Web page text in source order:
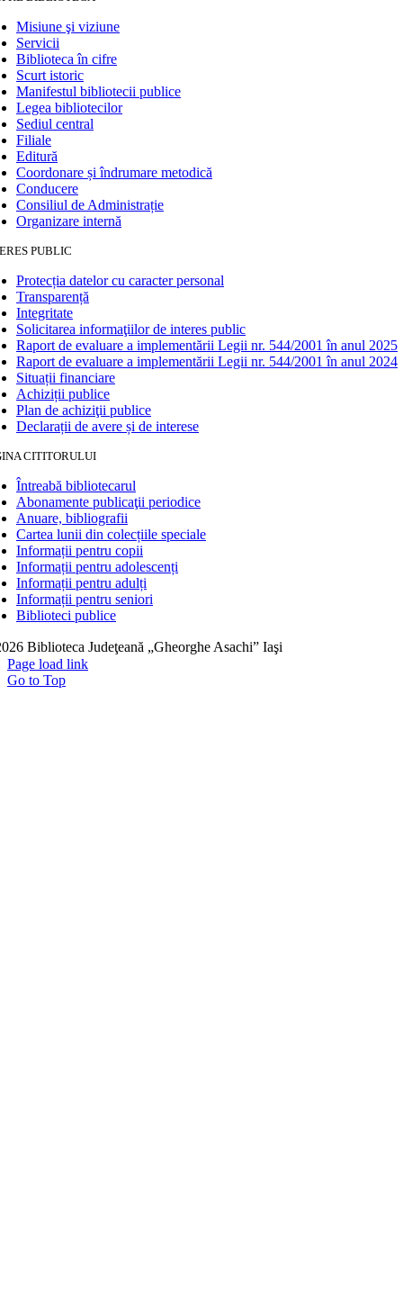
Misiune şi viziune
Servicii
Biblioteca în cifre
Scurt istoric
Manifestul bibliotecii publice
Legea bibliotecilor
Sediul central
Filiale
Editură
Coordonare și îndrumare metodică
Conducere
Consiliul de Administrație
Organizare internă
PUBLIC
Protecția datelor cu caracter personal
Transparență
Integritate
Solicitarea informaţiilor de interes public
Raport de evaluare a implementării Legii nr. 544/2001 în anul 2025
Raport de evaluare a implementării Legii nr. 544/2001 în anul 2024
Situații financiare
Achiziții publice
Plan de achiziţii publice
Declarații de avere și de interese
CITITORULUI
Întreabă bibliotecarul
Abonamente publicaţii periodice
Anuare, bibliografii
Cartea lunii din colecțiile speciale
Informații pentru copii
Informații pentru adolescenți
Informații pentru adulți
Informații pentru seniori
Biblioteci publice
Biblioteca Judeţeană „Gheorghe Asachi” Iaşi
Page load link
Go to Top